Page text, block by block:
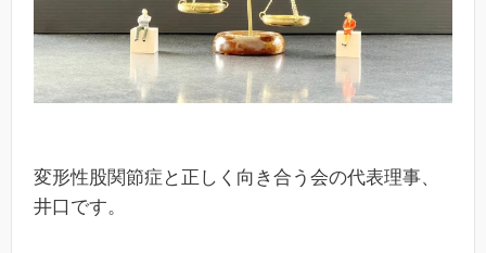
変形性股関節症と正しく向き合う会の代表理事、
井口です。